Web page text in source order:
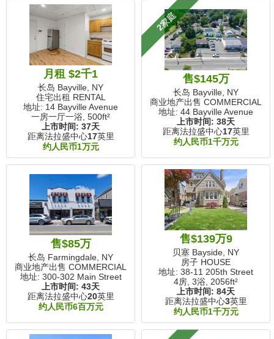
月租 $2千1
长岛 Bayville, NY
住宅出租 RENTAL
地址: 14 Bayville Avenue
一房一厅一浴, 500ft²
上市时间: 37天
距离法拉盛中心17英里
约人民币1万元
2家庭
售$145万
长岛 Bayville, NY
商业地产出售 COMMERCIAL
地址: 44 Bayville Avenue
上市时间: 38天
距离法拉盛中心17英里
约人民币1千万元
售$85万
长岛 Farmingdale, NY
商业地产出售 COMMERCIAL
地址: 300-302 Main Street
上市时间: 43天
距离法拉盛中心20英里
约人民币6百万元
售$139万9
贝塞 Bayside, NY
房子 HOUSE
地址: 38-11 205th Street
4房, 3浴, 2056ft²
上市时间: 84天
距离法拉盛中心3英里
约人民币1千万元